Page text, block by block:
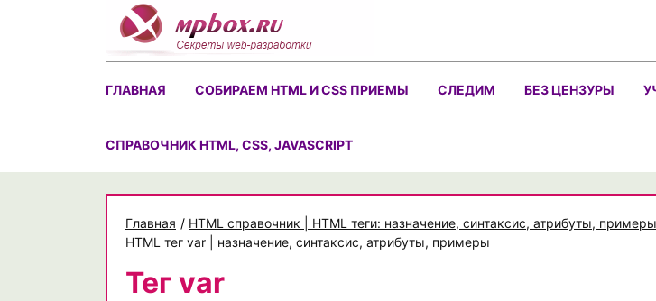
ГЛАВНАЯ СОБИРАЕМ HTML И CSS ПРИЕМЫ СЛЕДИМ БЕЗ ЦЕНЗУРЫ
CПРАВОЧНИК HTML, CSS, JAVASCRIPT
Главная / HTML справочник | HTML теги: назначение, синтаксис, атрибуты,
HTML тег var | назначение, синтаксис, атрибуты, примеры
Тег var